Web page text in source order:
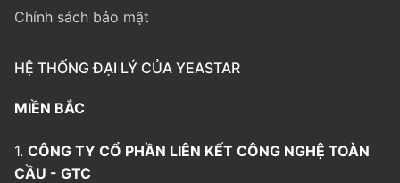
Chính sách bảo mật
HỆ THỐNG ĐẠI LÝ CỦA YEASTAR
MIỀN BẮC
1. CÔNG TY CỔ PHẦN LIÊN KẾT CÔNG NGHỆ TOÀN
CẦU - GTC